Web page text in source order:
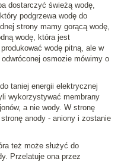
dostarczyć świeżą wodę,
podgrzewa wodę do
strony mamy gorącą wodę,
wodę, która jest
wodę pitną, ale w
osmozie mówimy o
taniej energii elektrycznej
wykorzystywać membrany
a nie wody. W stronę
anody - aniony i zostanie
też może służyć do
Przelatuje ona przez